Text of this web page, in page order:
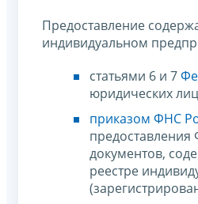
Предоставление
индивидуальном
статьями 6 и 7
юридических
приказом ФНС
предоставления
документов,
реестре